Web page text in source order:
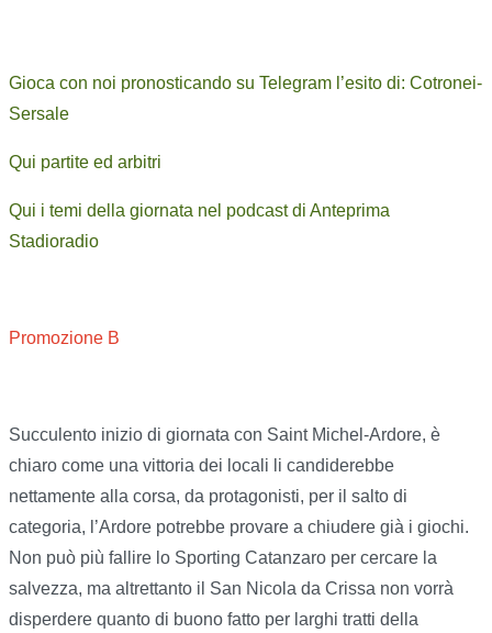
Gioca con noi pronosticando su Telegram l’esito di: Cotronei-
Sersale
Qui partite ed arbitri
Qui i temi della giornata nel podcast di Anteprima
Stadioradio
Promozione B
Succulento inizio di giornata con Saint Michel-Ardore, è
chiaro come una vittoria dei locali li candiderebbe
nettamente alla corsa, da protagonisti, per il salto di
categoria, l’Ardore potrebbe provare a chiudere già i giochi.
Non può più fallire lo Sporting Catanzaro per cercare la
salvezza, ma altrettanto il San Nicola da Crissa non vorrà
disperdere quanto di buono fatto per larghi tratti della